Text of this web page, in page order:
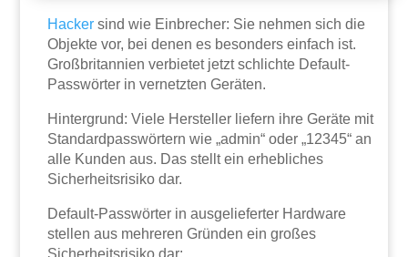
Hacker sind wie Einbrecher: Sie nehmen sich die
Objekte vor, bei denen es besonders einfach ist.
Großbritannien verbietet jetzt schlichte Default-
Passwörter in vernetzten Geräten.
Hintergrund: Viele Hersteller liefern ihre Geräte mit
Standardpasswörtern wie „admin“ oder „12345“ an
alle Kunden aus. Das stellt ein erhebliches
Sicherheitsrisiko dar.
Default-Passwörter in ausgelieferter Hardware
stellen aus mehreren Gründen ein großes
Sicherheitsrisiko dar: